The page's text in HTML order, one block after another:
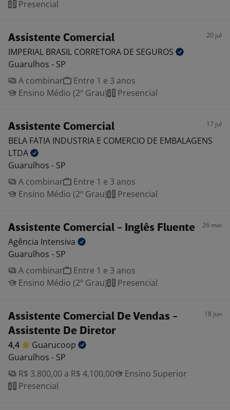
Presencial
Assistente Comercial 20 jul
IMPERIAL BRASIL CORRETORA DE SEGUROS
Guarulhos - SP
A combinar
Entre 1 e 3 anos
Ensino Médio (2º Grau)
Presencial
Assistente Comercial 17 jul
BELA FATIA INDUSTRIA E COMERCIO DE EMBALAGENS
LTDA
Guarulhos - SP
A combinar
Entre 1 e 3 anos
Ensino Médio (2º Grau)
Presencial
Assistente Comercial - Inglês Fluente 26 mai
Agência Intensiva
Guarulhos - SP
A combinar
Entre 1 e 3 anos
Ensino Médio (2º Grau)
Presencial
Assistente Comercial De Vendas -
Assistente De Diretor
18 jun
4,4
Guarucoop
Guarulhos - SP
R$ 3.800,00 a R$ 4.100,00
Ensino Superior
Presencial